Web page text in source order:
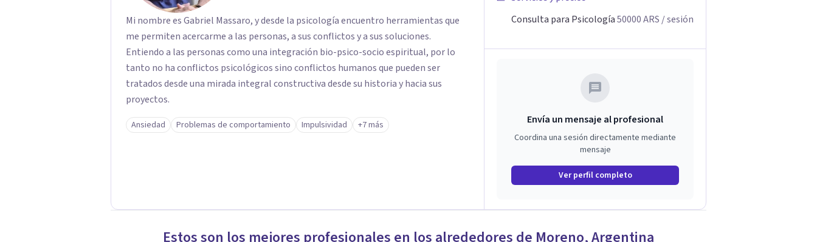
Mi nombre es Gabriel Massaro, y desde la psicología encuentro herramientas que
me permiten acercarme a las personas, a sus conflictos y a sus soluciones.
Entiendo a las personas como una integración bio-psico-socio espiritual, por lo
tanto no ha conflictos psicológicos sino conflictos humanos que pueden ser
tratados desde una mirada integral constructiva desde su historia y hacia sus
proyectos.
Ansiedad Problemas de comportamiento Impulsividad +7 más
Consulta para Psicología50000ARS / sesión
Envía un mensaje al profesional
Coordina una sesión directamente mediante
mensaje
Ver perfil completo
Estos son los mejores profesionales en los alrededores de Moreno,Argentina